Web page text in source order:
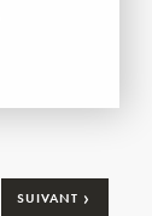
SUIVANT ›